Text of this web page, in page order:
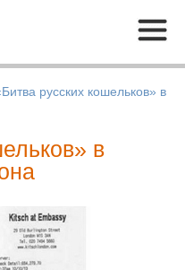
Меню
русских кошельков» в
в